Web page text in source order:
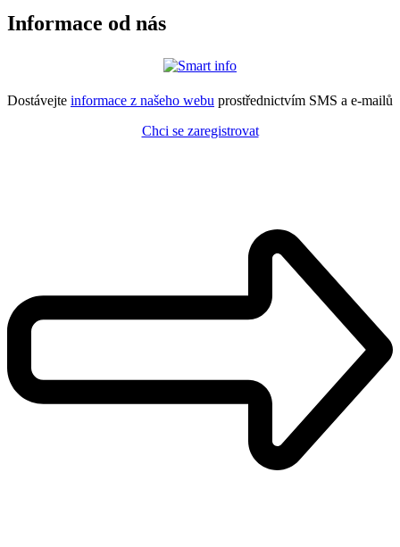
Informace od nás
Dostávejte informace z našeho webu prostřednictvím SMS a e-mailů
Chci se zaregistrovat